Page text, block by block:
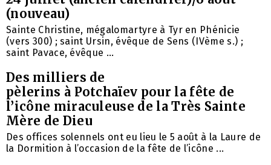
(nouveau)
Sainte Christine, mégalomartyre à Tyr en Phénicie
(vers 300) ; saint Ursin, évêque de Sens (IVème s.) ;
saint Pavace, évêque ...
Des milliers de
pèlerins à Potchaïev pour la fête de
l’icône miraculeuse de la Très Sainte
Mère de Dieu
Des offices solennels ont eu lieu le 5 août à la Laure de
la Dormition à l’occasion de la fête de l’icône ...